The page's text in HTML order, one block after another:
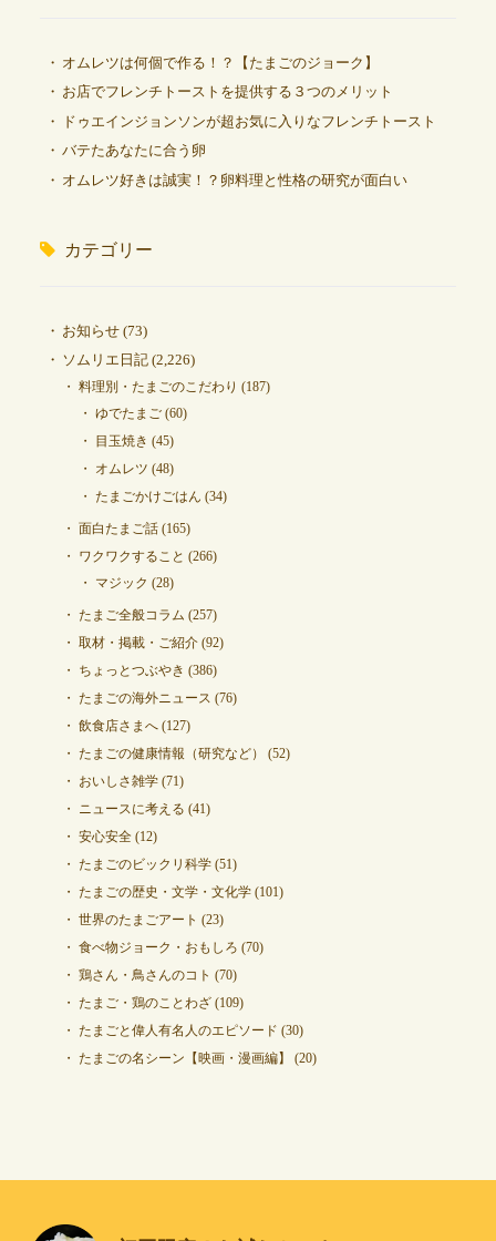
オムレツは何個で作る！？【たまごのジョーク】
お店でフレンチトーストを提供する３つのメリット
ドゥエインジョンソンが超お気に入りなフレンチトースト
バテたあなたに合う卵
オムレツ好きは誠実！？卵料理と性格の研究が面白い
カテゴリー
お知らせ(73)
ソムリエ日記(2,226)
料理別・たまごのこだわり (187)
ゆでたまご(60)
目玉焼き (45)
オムレツ (48)
たまごかけごはん (34)
面白たまご話(165)
ワクワクすること (266)
マジック (28)
たまご全般コラム (257)
取材・掲載・ご紹介(92)
ちょっとつぶやき (386)
たまごの海外ニュース (76)
飲食店さまへ(127)
たまごの健康情報（研究など）
(52)
おいしさ雑学(71)
ニュースに考える (41)
安心安全(12)
たまごのビックリ科学(51)
たまごの歴史・文学・文化学(101)
世界のたまごアート (23)
食べ物ジョーク・おもしろ (70)
鶏さん・鳥さんのコト (70)
たまご・鶏のことわざ(109)
たまごと偉人有名人のエピソード (30)
たまごの名シーン【映画・漫画編】
(20)